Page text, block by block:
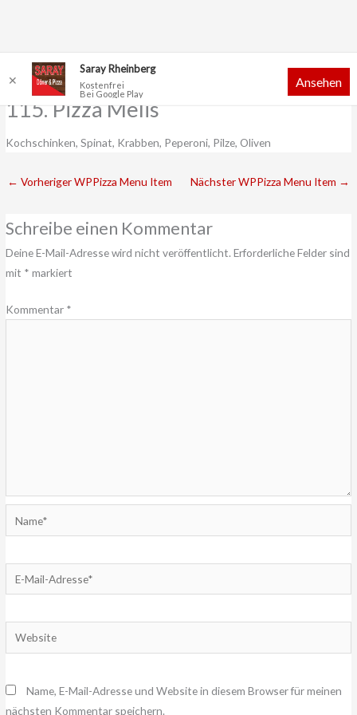
Inhalt
115. Pizza Melis
Kochschinken, Spinat, Krabben, Peperoni, Pilze, Oliven
← Vorheriger WPPizza Menu Item Nächster WPPizza Menu Item →
Schreibe einen Kommentar
Deine E-Mail-Adresse wird nicht veröffentlicht. Erforderliche Felder sind
mit * markiert
Kommentar *
Mail-
Website
Name, E-Mail-Adresse und Website in diesem Browser für meinen
nächsten Kommentar speichern.
✕
Saray Rheinberg
Kostenfrei
Bei Google Play
Ansehen